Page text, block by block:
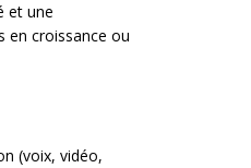
et une
en croissance ou
(voix, vidéo,